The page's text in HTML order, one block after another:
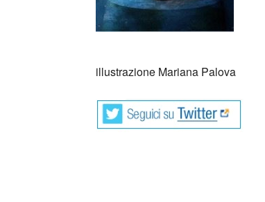
illustrazione Mariana Palova